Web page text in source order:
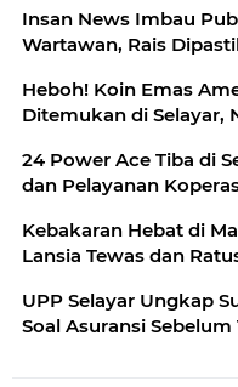
Insan News Imbau
Wartawan, Rais
Heboh! Koin Emas
Ditemukan di Selayar,
24 Power Ace Tiba di
dan Pelayanan
Kebakaran Hebat di
Lansia Tewas dan
UPP Selayar Ungkap
Soal Asuransi